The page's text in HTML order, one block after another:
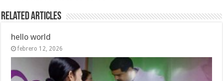
Related Articles
hello world
febrero 12, 2026